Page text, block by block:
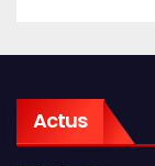
Actus